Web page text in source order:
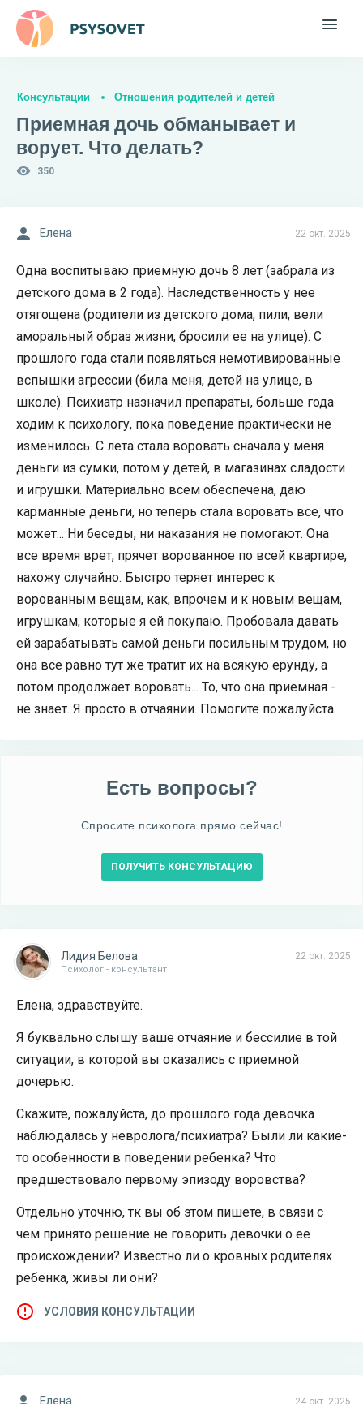
Консультации Отношения родителей и детей
Приемная дочь обманывает и
ворует. Что делать?
350
22 окт. 2025
Елена
Одна воспитываю приемную дочь 8 лет (забрала из
детского дома в 2 года). Наследственность у нее
отягощена (родители из детского дома, пили, вели
аморальный образ жизни, бросили ее на улице). С
прошлого года стали появляться немотивированные
вспышки агрессии (била меня, детей на улице, в
школе). Психиатр назначил препараты, больше года
ходим к психологу, пока поведение практически не
изменилось. С лета стала воровать сначала у меня
деньги из сумки, потом у детей, в магазинах сладости
и игрушки. Материально всем обеспечена, даю
карманные деньги, но теперь стала воровать все, что
может... Ни беседы, ни наказания не помогают. Она
все время врет, прячет ворованное по всей квартире,
нахожу случайно. Быстро теряет интерес к
ворованным вещам, как, впрочем и к новым вещам,
игрушкам, которые я ей покупаю. Пробовала давать
ей зарабатывать самой деньги посильным трудом, но
она все равно тут же тратит их на всякую ерунду, а
потом продолжает воровать... То, что она приемная -
не знает. Я просто в отчаянии. Помогите пожалуйста.
Есть вопросы?
Спросите психолога прямо сейчас!
ПОЛУЧИТЬ КОНСУЛЬТАЦИЮ
22 окт. 2025
Лидия Белова
Психолог - консультант
Елена, здравствуйте.
Я буквально слышу ваше отчаяние и бессилие в той
ситуации, в которой вы оказались с приемной
дочерью.
Скажите, пожалуйста, до прошлого года девочка
наблюдалась у невролога/психиатра? Были ли какие-
то особенности в поведении ребенка? Что
предшествовало первому эпизоду воровства?
Отдельно уточню, тк вы об этом пишете, в связи с
чем принято решение не говорить девочки о ее
происхождении? Известно ли о кровных родителях
ребенка, живы ли они?
УСЛОВИЯ КОНСУЛЬТАЦИИ
24 окт. 2025
Елена